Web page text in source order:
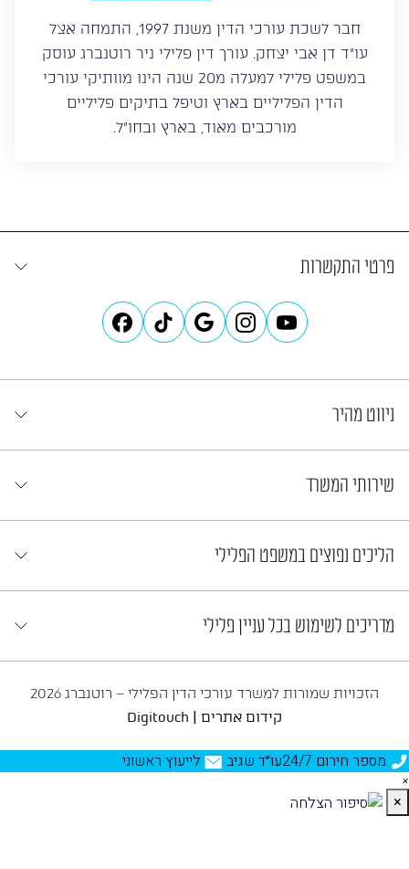
חבר לשכת עורכי הדין משנת 1997, התמחה אצל
עו”ד דן אבי יצחק. עורך דין פלילי ניר רוטנברג עוסק
במשפט פלילי למעלה מ20 שנה הינו מוותיקי עורכי
הדין הפליליים בארץ וטיפל בתיקים פליליים
מורכבים מאוד, בארץ ובחו”ל.
פרטי התקשרות
ניווט מהיר
שירותי המשרד
הליכים נפוצים במשפט הפלילי
מדריכים לשימוש בכל עניין פלילי
הזכויות שמורות למשרד עורכי הדין הפלילי – רוטנברג 2026
קידום אתרים |
Digitouch
מספר חירום 24/7 עו״ד שגיב לייעוץ ראשוני
×
×